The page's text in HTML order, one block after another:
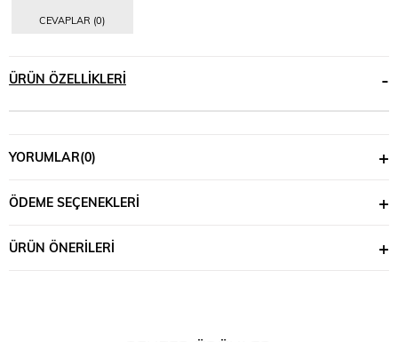
CEVAPLAR (0)
ÜRÜN ÖZELLIKLERI
YORUMLAR(0)
ÖDEME SEÇENEKLERI
ÜRÜN ÖNERILERI